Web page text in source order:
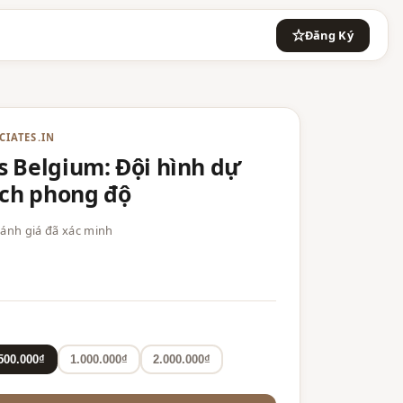
Đăng Ký
Belgium: Đội hình dự
phong độ
giá đã xác minh
1.000.000₫ 2.000.000₫